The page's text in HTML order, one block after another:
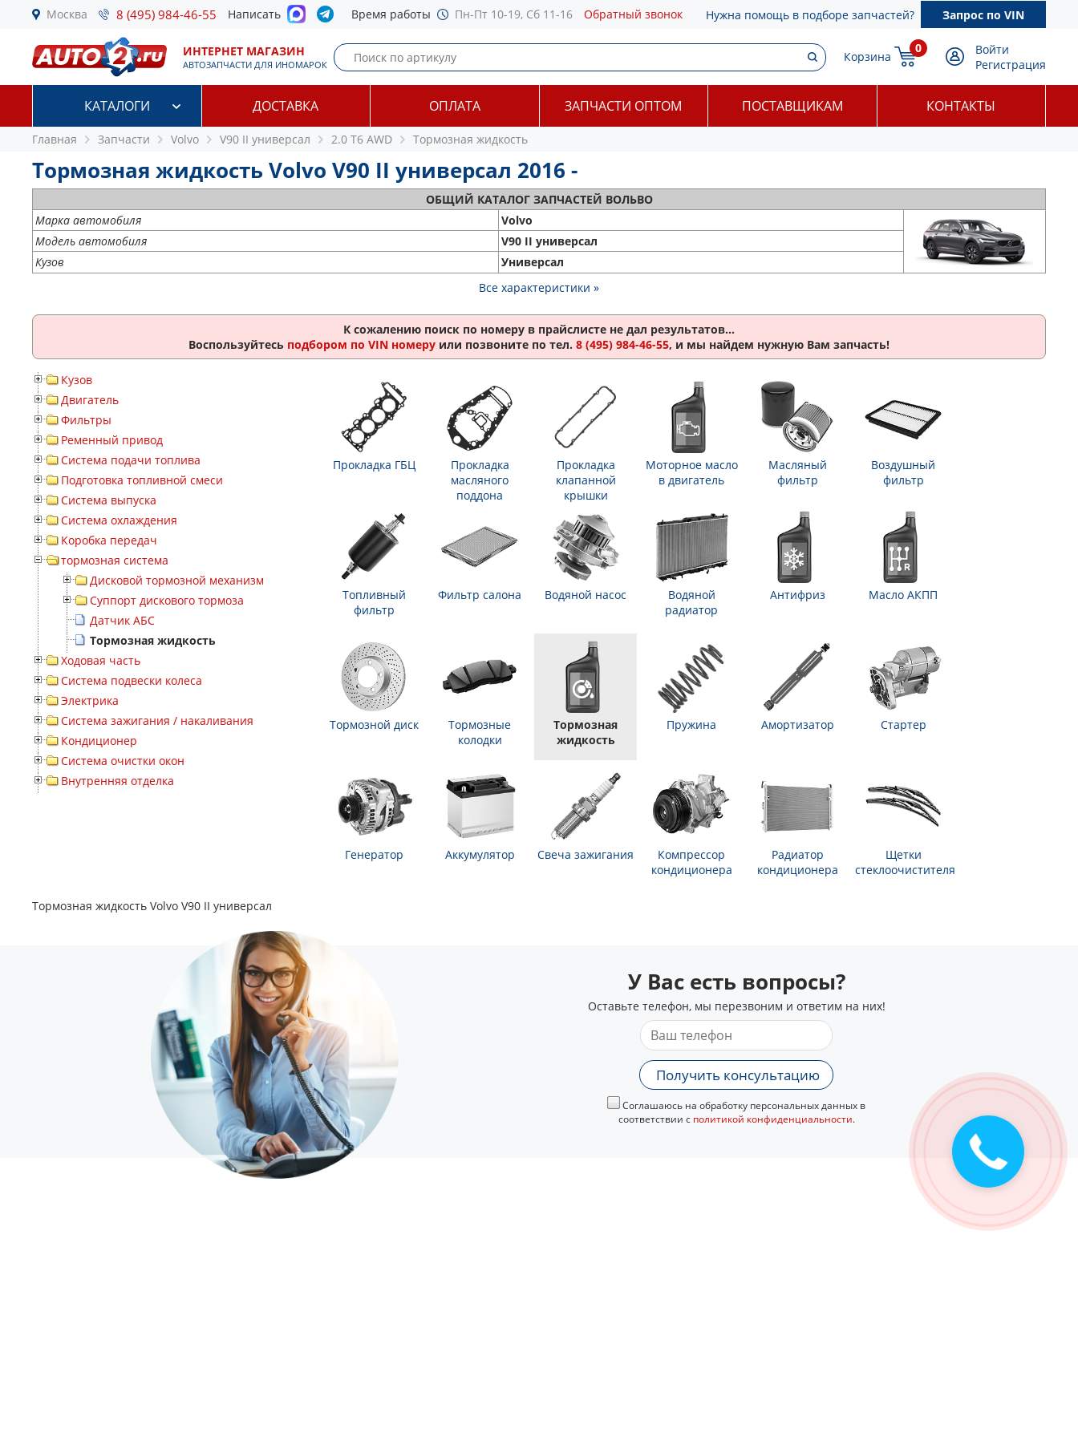
Москва 8 (495) 984-46-55 Написать Время работы Пн-Пт 10-19, Сб 11-16 Обратный звонок Нужна помощь в подборе запчастей? Запрос по VIN
ИНТЕРНЕТ МАГАЗИН
АВТОЗАПЧАСТИ ДЛЯ ИНОМАРОК
Корзина
0
Войти
Регистрация
КАТАЛОГИ ДОСТАВКА ОПЛАТА ЗАПЧАСТИ ОПТОМ ПОСТАВЩИКАМ КОНТАКТЫ
Главная Запчасти Volvo V90 II универсал 2.0 T6 AWD Тормозная жидкость
Тормозная жидкость Volvo V90 II универсал 2016 -
ОБЩИЙ КАТАЛОГ ЗАПЧАСТЕЙ ВОЛЬВО
Марка автомобиля
Volvo
Модель автомобиля
V90 II универсал
Кузов
Универсал
Все характеристики »
К сожалению поиск по номеру в прайслисте не дал результатов...
Воспользуйтесь подбором по VIN номеру или позвоните по тел. 8 (495) 984-46-55, и мы найдем нужную Вам запчасть!
Кузов
Двигатель
Фильтры
Ременный привод
Система подачи топлива
Подготовка топливной смеси
Система выпуска
Система охлаждения
Коробка передач
тормозная система
Дисковой тормозной механизм
Суппорт дискового тормоза
Датчик АБС
Тормозная жидкость
Ходовая часть
Система подвески колеса
Электрика
Система зажигания / накаливания
Кондиционер
Система очистки окон
Внутренняя отделка
Прокладка ГБЦ
Прокладка
масляного
поддона
Прокладка
клапанной
крышки
Моторное масло
в двигатель
Масляный
фильтр
Воздушный
фильтр
Топливный
фильтр
Фильтр салона Водяной насос
Водяной
радиатор
Антифриз Масло АКПП
Тормозной диск
Тормозные
колодки
Тормозная
жидкость
Пружина Амортизатор Стартер
Генератор Аккумулятор Свеча зажигания
Компрессор
кондиционера
Радиатор
кондиционера
Щетки
стеклоочистителя
Тормозная жидкость Volvo V90 II универсал
У Вас есть вопросы?
Оставьте телефон, мы перезвоним и ответим на них!
Получить консультацию
Соглашаюсь на обработку персональных данных в
соответствии с политикой конфиденциальности.